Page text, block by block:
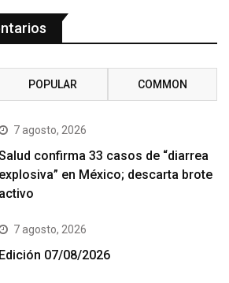
POPULAR COMMON
7 agosto, 2026
confirma 33 casos de “diarrea
explosiva” en México; descarta brote
activo
7 agosto, 2026
Edición 07/08/2026